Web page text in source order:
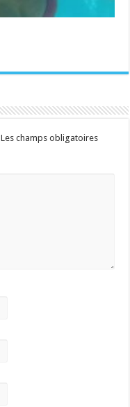
Les champs obligatoires